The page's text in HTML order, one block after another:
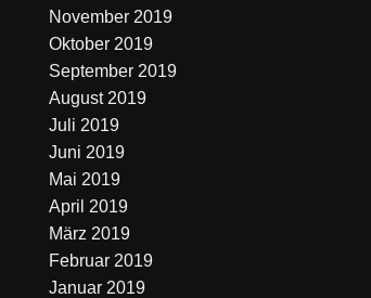
November 2019
Oktober 2019
September 2019
August 2019
Juli 2019
Juni 2019
Mai 2019
April 2019
März 2019
Februar 2019
Januar 2019